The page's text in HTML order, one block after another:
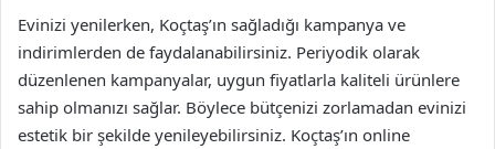
Evinizi yenilerken, Koçtaş’ın sağladığı kampanya ve
indirimlerden de faydalanabilirsiniz. Periyodik olarak
düzenlenen kampanyalar, uygun fiyatlarla kaliteli ürünlere
sahip olmanızı sağlar. Böylece bütçenizi zorlamadan evinizi
estetik bir şekilde yenileyebilirsiniz. Koçtaş’ın online